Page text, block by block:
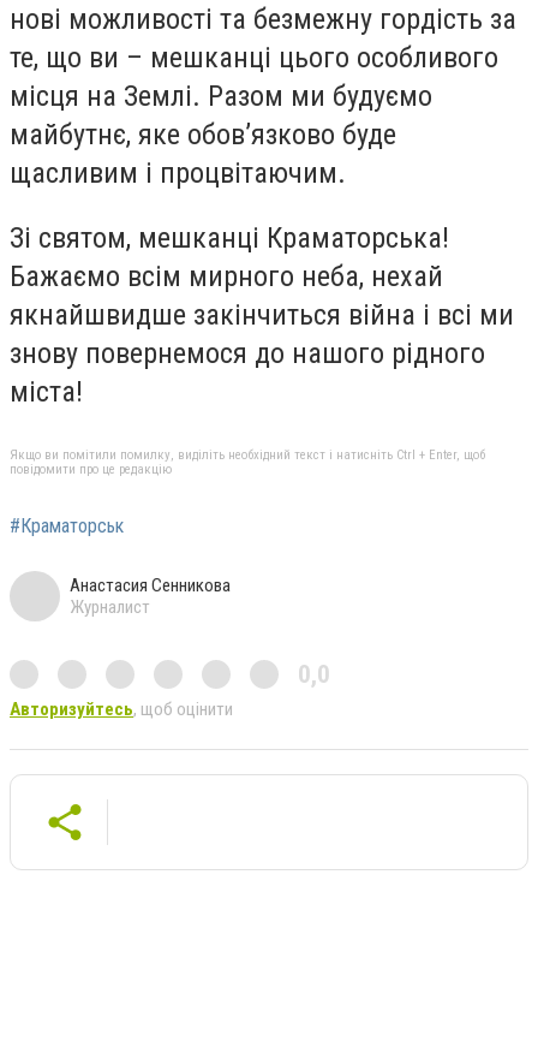
нові можливості та безмежну гордість за
те, що ви – мешканці цього особливого
місця на Землі. Разом ми будуємо
майбутнє, яке обов’язково буде
щасливим і процвітаючим.
Зі святом, мешканці Краматорська!
Бажаємо всім мирного неба, нехай
якнайшвидше закінчиться війна і всі ми
знову повернемося до нашого рідного
міста!
Якщо ви помітили помилку, виділіть необхідний текст і натисніть Ctrl + Enter, щоб
повідомити про це редакцію
#Краматорськ
Анастасия Сенникова
Журналист
0,0
Авторизуйтесь, щоб оцінити